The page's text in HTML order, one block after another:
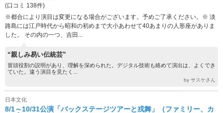
(口コミ 138件)
※都合により演目は変更になる場合がございます。予めご了承ください。※ 淡
路島には江戸時代から昭和の初めまで大小あわせて40あまりの人形座がありま
した。 その内の一つ、吉田...
“親しみ易い伝統芸”
冒頭役割の説明があり、理解を深められた。デジタル技術も絡めて演出は、よくでき
ていた。違う演目を見たく...
by サスケさん
日本文化
8/1～10/31公演「バックステージツアーと戎舞」（ファミリー、カ